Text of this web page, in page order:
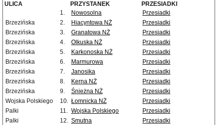
ULICA PRZYSTANEK
PRZESIADKI
1.
Nowosolna
Przesiadki
Brzezińska
2. Hiacyntowa NŻ
Przesiadki
Brzezińska
3. Granatowa NŻ
Przesiadki
Brzezińska
4. Olkuska NŻ
Przesiadki
Brzezińska
5. Karkonoska NŻ
Przesiadki
Brzezińska
6. Marmurowa
Przesiadki
Brzezińska
7. Janosika
Przesiadki
Brzezińska
8. Kerna NŻ
Przesiadki
Brzezińska
9. Śnieżna NŻ
Przesiadki
Wojska Polskiego
10. Łomnicka NŻ
Przesiadki
Palki
11. Wojska Polskiego
Przesiadki
Palki
12. Smutna
Przesiadki